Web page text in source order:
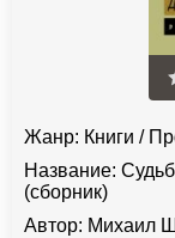
Жанр: Книги /
Название:
(сборник)
Автор: Михаил